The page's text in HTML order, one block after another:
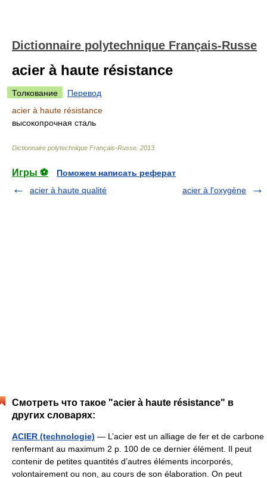
Dictionnaire polytechnique Français-Russe
acier à haute résistance
Толкование
Перевод
acier à haute résistance
высокопрочная сталь
Dictionnaire polytechnique Français-Russe 2013
Игры ⚽
Поможем написать реферат
acier à haute qualité
acier à l'oxygène
Смотреть что такое "acier à haute résistance" в
других словарях:
ACIER (technologie) — L’acier est un alliage de fer et de carbone
renfermant au maximum 2 p. 100 de ce dernier élément. Il peut
contenir de petites quantités d’autres éléments incorporés,
volontairement ou non, au cours de son élaboration. On peut